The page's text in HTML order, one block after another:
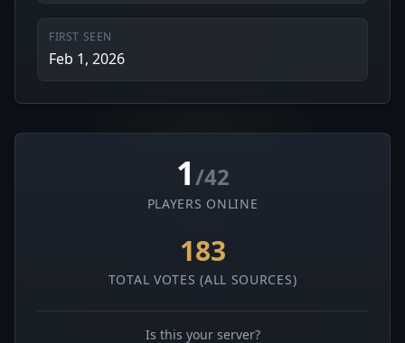
FIRST SEEN
Feb 1, 2026
1/42
PLAYERS ONLINE
183
TOTAL VOTES (ALL SOURCES)
Is this your server?